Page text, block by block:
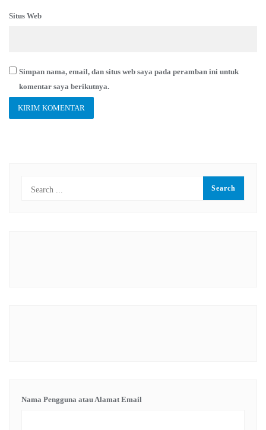
Situs Web
Simpan nama, email, dan situs web saya pada peramban ini untuk
komentar saya berikutnya.
Nama Pengguna atau Alamat Email